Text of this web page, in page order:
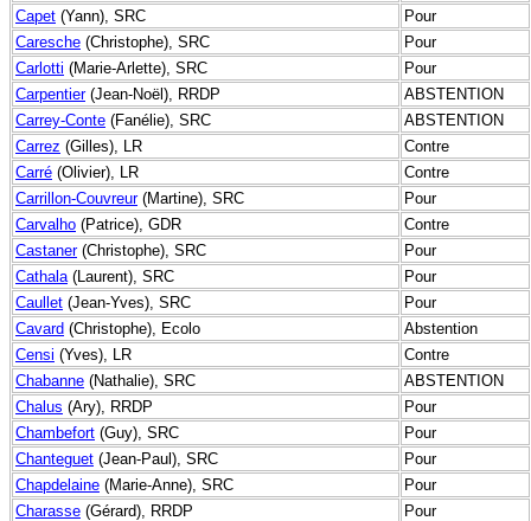
Capet (Yann), SRC
Pour
Caresche (Christophe), SRC
Pour
Carlotti (Marie-Arlette), SRC
Pour
Carpentier(Jean-Noël), RRDP
ABSTENTION
Carrey-Conte (Fanélie), SRC
ABSTENTION
Carrez (Gilles), LR
Contre
Carré (Olivier), LR
Contre
Carrillon-Couvreur(Martine), SRC
Pour
Carvalho (Patrice), GDR
Contre
Castaner(Christophe), SRC
Pour
Cathala(Laurent), SRC
Pour
Caullet (Jean-Yves), SRC
Pour
Cavard (Christophe), Ecolo
Abstention
Censi (Yves), LR
Contre
Chabanne (Nathalie), SRC
ABSTENTION
Chalus (Ary), RRDP
Pour
Chambefort (Guy), SRC
Pour
Chanteguet (Jean-Paul), SRC
Pour
Chapdelaine (Marie-Anne), SRC
Pour
Charasse (Gérard), RRDP
Pour